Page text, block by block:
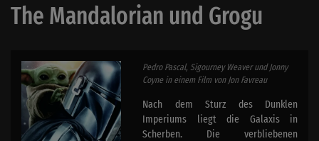
The Mandalorian und Grogu
Pedro Pascal, Sigourney Weaver und Jonny
Coyne in einem Film von Jon Favreau
Nach dem Sturz des Dunklen
Imperiums liegt die Galaxis in
Scherben. Die verbliebenen